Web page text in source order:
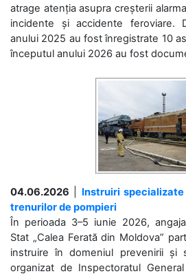
atrage atenția asupra creșterii
incidente și accidente feroviare.
anului 2025 au fost înregistrate 10
începutul anului 2026 au fost
04.06.2026
Instruiri
trenurilor de pompieri
În perioada 3–5 iunie 2026,
Stat „Calea Ferată din Moldova”
instruire în domeniul prevenirii și
organizat de Inspectoratul